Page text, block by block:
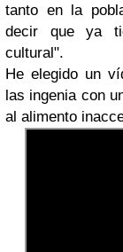
tanto en la
decir que ya
cultural".
He elegido un
las ingenia con
al alimento